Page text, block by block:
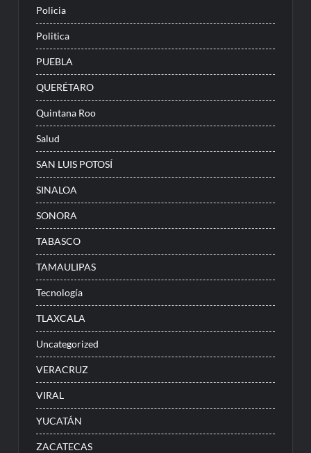
Policia
Politica
PUEBLA
QUERÉTARO
Quintana Roo
Salud
SAN LUIS POTOSÍ
SINALOA
SONORA
TABASCO
TAMAULIPAS
Tecnología
TLAXCALA
Uncategorized
VERACRUZ
VIRAL
YUCATÁN
ZACATECAS